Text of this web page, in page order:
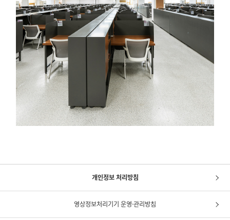
개인정보 처리방침
영상정보처리기기 운영·관리방침